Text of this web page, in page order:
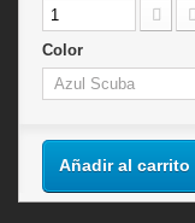
Color
Añadir al carrito